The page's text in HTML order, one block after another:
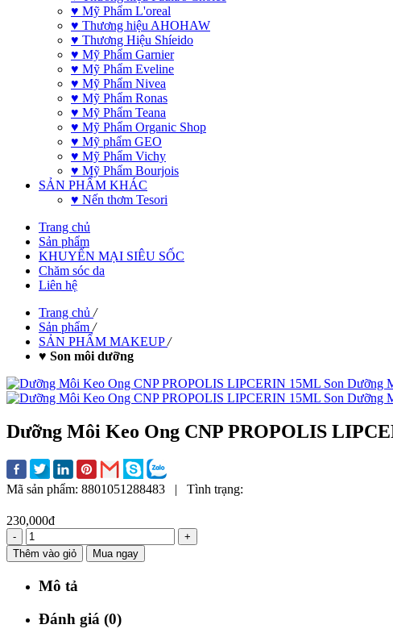
♥ Mỹ Phẩm L'oreal
♥ Thương hiệu AHOHAW
♥ Thương Hiệu Shíeido
♥ Mỹ Phẩm Garnier
♥ Mỹ Phẩm Eveline
♥ Mỹ Phẩm Nivea
♥ Mỹ Phẩm Ronas
♥ Mỹ Phẩm Teana
♥ Mỹ Phẩm Organic Shop
♥ Mỹ phẩm GEO
♥ Mỹ Phẩm Vichy
♥ Mỹ Phẩm Bourjois
SẢN PHẨM KHÁC
♥ Nến thơm Tesori
Trang chủ
Sản phẩm
KHUYẾN MẠI SIÊU SỐC
Chăm sóc da
Liên hệ
Trang chủ /
Sản phẩm /
SẢN PHẨM MAKEUP /
♥ Son môi dưỡng
Dưỡng Môi Keo Ong CNP PROPOLIS
Mã sản phẩm: 8801051288483 | Tình trạng:
230,000đ
-
+
Thêm vào giỏ
Mua ngay
Mô tả
Đánh giá (0)